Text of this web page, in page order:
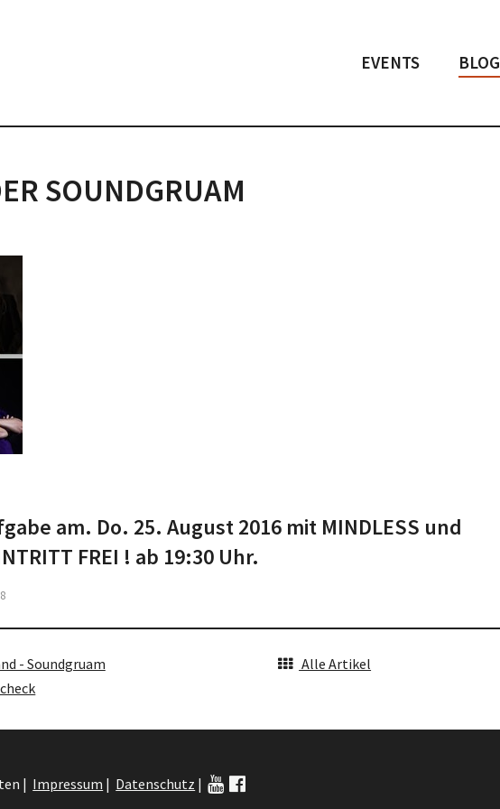
EVENTS BLOG
SOUNDGRUAM
am. Do. 25. August 2016 mit MINDLESS und
FREI ! ab 19:30 Uhr.
- Soundgruam
Alle Artikel
| Impressum | Datenschutz |